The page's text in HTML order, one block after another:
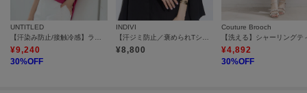
UNTITLED
¥9,240
30%OFF
INDIVI
¥8,800
Couture Brooch
¥4,892
30%OFF